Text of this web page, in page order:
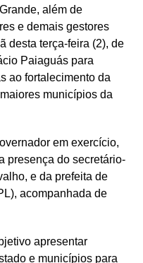
além de
e demais gestores
desta terça-feira (2), de
Paiaguás para
ao fortalecimento da
municípios da
em exercício,
presença do secretário-
e da prefeita de
acompanhada de
apresentar
e municípios para